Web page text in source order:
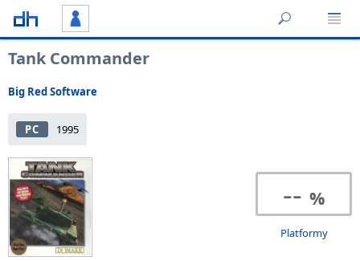
Tank Commander
Big Red Software
PC 1995
--
Platformy